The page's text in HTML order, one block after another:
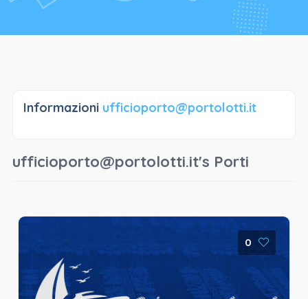
Informazioni ufficioporto@portolotti.it
ufficioporto@portolotti.it's Porti
0